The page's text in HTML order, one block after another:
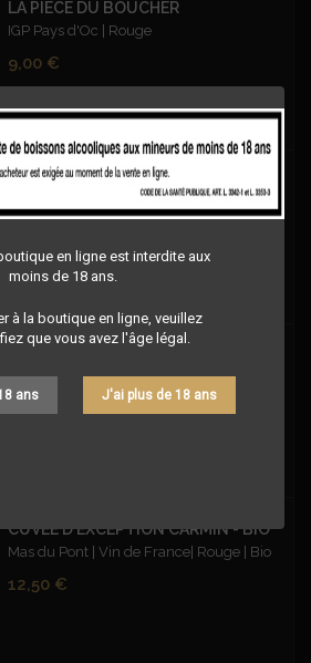
en ligne est interdite aux
moins de 18 ans.
à la boutique en ligne, veuillez
que vous avez l'âge légal.
ans J'ai plus de 18 ans
LA PIÈCE DU BOUCHER
IGP Pays d'Oc | Rouge
Prix
9,00 €
Blend 99 - Cabernet Sauvignon - IGP OC -
Rouge
Prix
9,00 €
Grand Blaquière | IGP Saint-Guilhem-le-
Désert | Rouge
CUVÉE D'EXCEPTION CARMIN - BIO
Mas du Pont | Vin de France| Rouge | Bio
Prix
12,50 €